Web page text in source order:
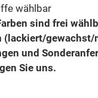
wählbar
sind frei
(lackiert/gewachst/
und
Sie uns.